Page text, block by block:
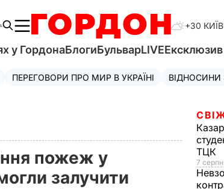
+30 КИЇВ
у ГордонаБлогиБульварLIVEЕксклюзив
ПЕРЕГОВОРИ ПРО МИР В УКРАЇНІ
пожеж у
залучити
ТЦК
7